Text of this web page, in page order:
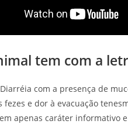
tem com a
com a presença de
fezes e dor à evacuação
apenas caráter informativo